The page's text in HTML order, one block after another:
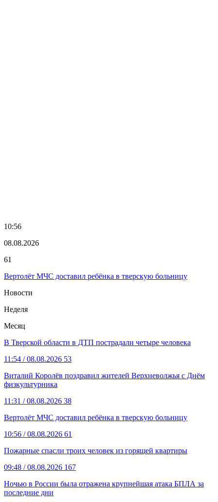
10:56
08.08.2026
61
Вертолёт МЧС доставил ребёнка в тверскую больницу
Новости
Неделя
Месяц
В Тверской области в ДТП пострадали четыре человека
11:54 / 08.08.2026 53
Виталий Королёв поздравил жителей Верхневолжья с Днём
физкультурника
11:31 / 08.08.2026 38
Вертолёт МЧС доставил ребёнка в тверскую больницу
10:56 / 08.08.2026 61
Пожарные спасли троих человек из горящей квартиры
09:48 / 08.08.2026 167
Ночью в России была отражена крупнейшая атака БПЛА за
последние дни